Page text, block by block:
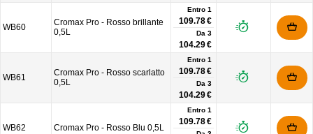
WB60
Cromax Pro - Rosso brillante
0,5L
Entro 1
109.78 €
Da 3
104.29 €
WB61
Cromax Pro - Rosso scarlatto
0,5L
Entro 1
109.78 €
Da 3
104.29 €
WB62 Cromax Pro - Rosso Blu 0,5L
Entro 1
109.78 €